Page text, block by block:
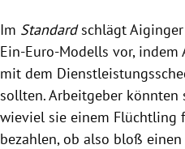
Im StandardschlägtAiginger
Ein-Euro-Modells vor, indem
mit dem
sollten. Arbeitgeber könnten
wieviel sie einem Flüchtling
bezahlen, ob also bloß